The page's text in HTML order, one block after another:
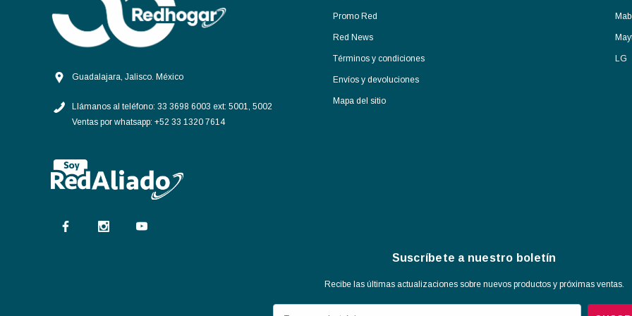
Flojet
T-FAL
GMCC
Deflecto
Guadalajara, Jalisco. México
Llámanos al teléfono: 33 3698 6003 ext: 5001, 5002
Ventas por whatsapp: +52 33 1320 7614
Promo Red
Red News
Términos y condiciones
Envíos y devoluciones
Mapa del sitio
LG
Suscríbete a nuestro boletín
Recibe las últimas actualizaciones sobre nuevos productos y próximas ventas.